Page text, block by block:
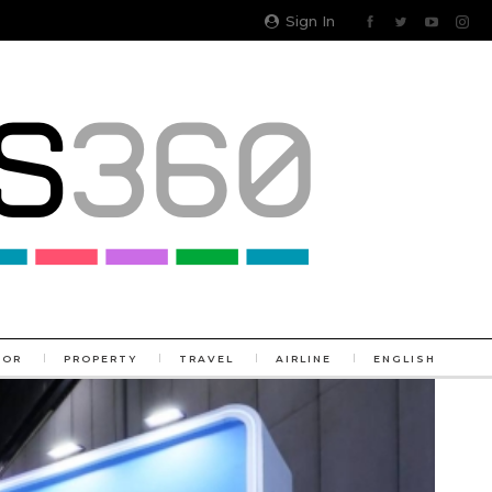
Sign In
PROPERTY TRAVEL AIRLINE ENGLISH